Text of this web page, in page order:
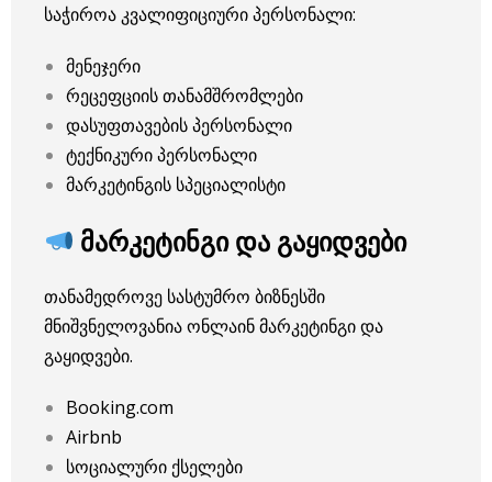
საჭიროა კვალიფიციური პერსონალი:
მენეჯერი
რეცეფციის თანამშრომლები
დასუფთავების პერსონალი
ტექნიკური პერსონალი
მარკეტინგის სპეციალისტი
მარკეტინგი და გაყიდვები
თანამედროვე სასტუმრო ბიზნესში
მნიშვნელოვანია ონლაინ მარკეტინგი და
გაყიდვები.
Booking.com
Airbnb
სოციალური ქსელები